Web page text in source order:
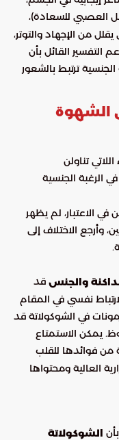
العصبي للسعادة)،
من الإجهاد والتوتر،
التفسير القائل بأن
الجنسية ترتبط بالشعور
الشهوة
الرغبة الجنسية
الاعتبار، لم يظهر
وأرجع الاختلاف إلى
والجنس قد
نفسي في المقام
في الشوكولاتة قد
يمكن الاستمتاع
من فوائدها للقلب
العالية ومحتواها
الشوكولاتة